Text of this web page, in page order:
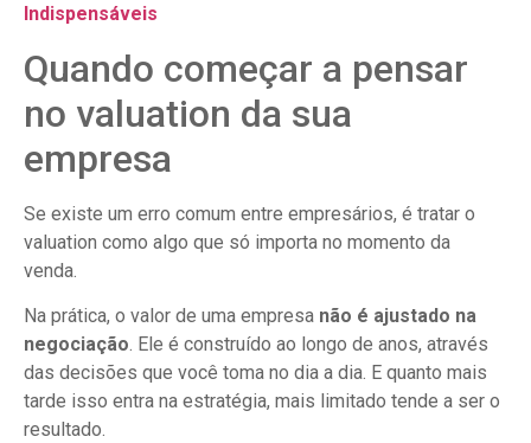
Indispensáveis
Quando começar a pensar
no valuation da sua
empresa
Se existe um erro comum entre empresários, é tratar o
valuation como algo que só importa no momento da
venda.
Na prática, o valor de uma empresa não é ajustado na
negociação. Ele é construído ao longo de anos, através
das decisões que você toma no dia a dia. E quanto mais
tarde isso entra na estratégia, mais limitado tende a ser o
resultado.